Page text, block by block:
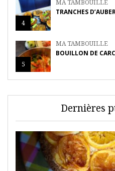
4
MA TAMBOUILLE
TRANCHES
5
MA TAMBOUILLE
BOUILLON DE
Dernières